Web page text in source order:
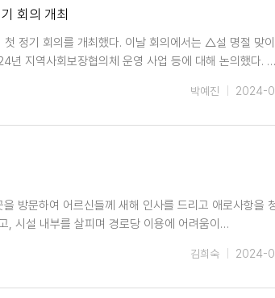
회의 개최
정기 회의를 개최했다. 이날 회의에서는 △설 명절 맞
지역사회보장협의체 운영 사업 등에 대해 논의했다. …
2024-
박예진
방문하여 어르신들께 새해 인사를 드리고 애로사항을
, 시설 내부를 살피며 경로당 이용에 어려움이…
2024-
김희숙